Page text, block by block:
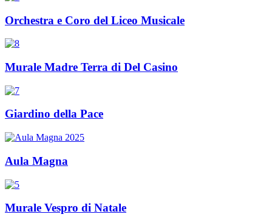
Orchestra e Coro del Liceo Musicale
Murale Madre Terra di Del Casino
Giardino della Pace
Aula Magna
Murale Vespro di Natale